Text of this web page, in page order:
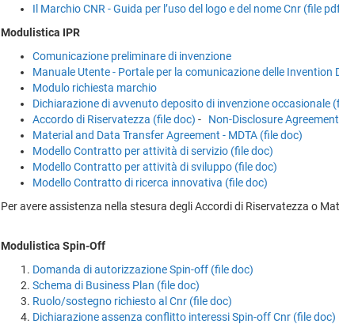
Il Marchio CNR - Guida per l’uso del logo e del nome Cnr (file
Modulistica IPR
Comunicazione preliminare di invenzione
Manuale Utente - Portale per la comunicazione delle Invention
Modulo richiesta marchio
Dichiarazione di avvenuto deposito di invenzione occasionale
Accordo di Riservatezza (file doc) - Non-Disclosure
Material and Data Transfer Agreement - MDTA (file doc)
Modello Contratto per attività di servizio (file doc)
Modello Contratto per attività di sviluppo (file doc)
Modello Contratto di ricerca innovativa (file doc)
Per avere assistenza nella stesura degli Accordi di Riservatezza o
Modulistica Spin-Off
Domanda di autorizzazione Spin-off (file doc)
Schema di Business Plan (file doc)
Ruolo/sostegno richiesto al Cnr (file doc)
Dichiarazione assenza conflitto interessi Spin-off Cnr (file doc)